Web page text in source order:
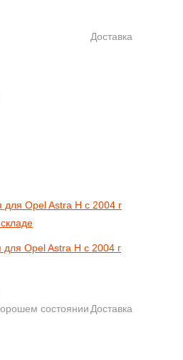
Доставка
для Opel Astra H с 2004 г
состоянии Доставка